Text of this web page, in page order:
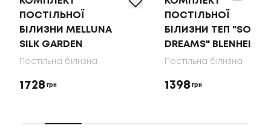
ПОСТІЛЬНОЇ
БІЛИЗНИ MELLUNA
SILK GARDEN
Постільна білизна
1728 грн
ПОСТІЛЬНОЇ
БІЛИЗНИ ТЕП "SOFT
DREAMS" BLENHEIM
Постільна білизна
1398 грн